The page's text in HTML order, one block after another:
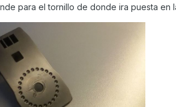
para el tornillo de donde ira puesta en